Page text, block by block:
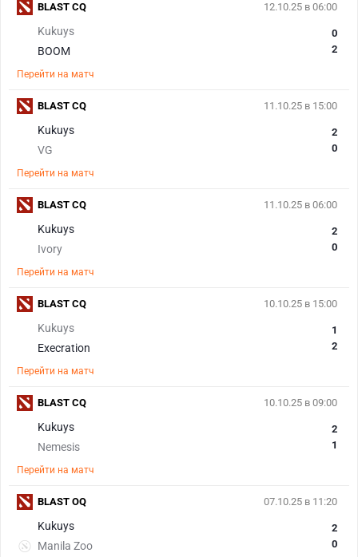
12.10.25 в 06:00
Kukuys
BOOM
0
2
Перейти на матч
BLAST CQ
11.10.25 в 15:00
Kukuys
VG
2
0
Перейти на матч
BLAST CQ
11.10.25 в 06:00
Kukuys
Ivory
2
0
Перейти на матч
BLAST CQ
10.10.25 в 15:00
Kukuys
Execration
1
2
Перейти на матч
BLAST CQ
10.10.25 в 09:00
Kukuys
Nemesis
2
1
Перейти на матч
BLAST CQ
07.10.25 в 11:20
Kukuys
Manila Zoo
2
0
BLAST OQ